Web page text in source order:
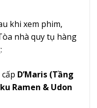
khi xem phim,
nhà quy tụ hàng
D’Maris (Tầng
Ramen & Udon